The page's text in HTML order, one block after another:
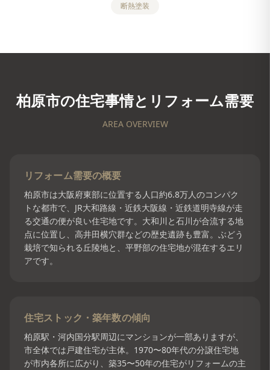
断熱塗装
柏原市の住宅事情とリフォーム需要
AREA OVERVIEW
リフォーム需要の概要
柏原市は大阪府東部に位置する人口約6.8万人のコンパク
トな都市で、JR大和路線・近鉄大阪線・近鉄道明寺線が走
る交通の便が良い住宅地です。大和川と石川が合流する地
点に位置し、高井田横穴群などの歴史遺跡も豊富。ぶどう
栽培で知られる丘陵地と、平野部の住宅地が混在するエリ
アです。
住宅ストック・築年数の傾向
柏原駅・河内国分駅周辺にマンションが一部ありますが、
市全体では戸建住宅が主体。1970〜80年代の分譲住宅地
が市内各所に広がり、築35〜50年の住宅がリフォームの主